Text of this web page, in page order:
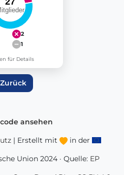
2
1
für Details
ansehen
| Erstellt mit
in der
Union 2024 · Quelle: EP